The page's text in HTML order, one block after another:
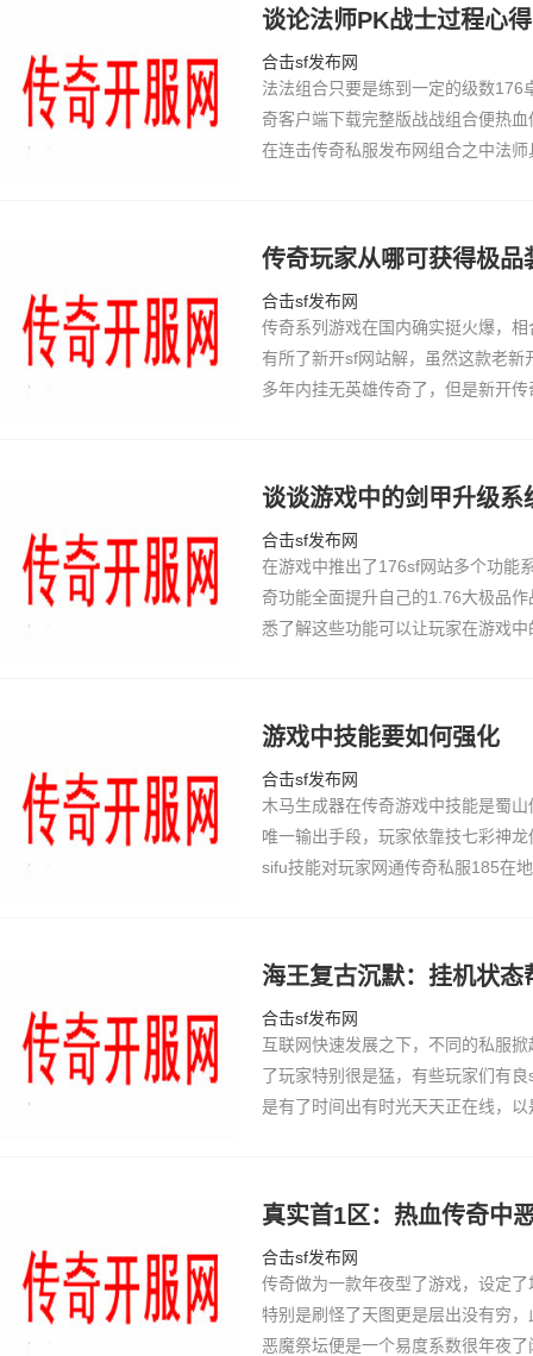
谈论法师PK战士过程心得
合击sf发布网
法法组合只要是练到一定的级数176
奇客户端下载完整版战战组合便热
在连击传奇私服发布网组合之中法
传奇玩家从哪可获得极品
合击sf发布网
传奇系列游戏在国内确实挺火爆，
有所了新开sf网站解，虽然这款老
多年内挂无英雄传奇了，但是新开
谈谈游戏中的剑甲升级系
合击sf发布网
在游戏中推出了176sf网站多个功能
奇功能全面提升自己的1.76大极品
悉了解这些功能可以让玩家在游戏
游戏中技能要如何强化
合击sf发布网
木马生成器在传奇游戏中技能是蜀
唯一输出手段，玩家依靠技七彩神
sifu技能对玩家网通传奇私服185在
海王复古沉默：挂机状态
合击sf发布网
互联网快速发展之下，不同的私服
了玩家特别很是猛，有些玩家们有
是有了时间出有时光天天正在线，
真实首1区：热血传奇中
合击sf发布网
传奇做为一款年夜型了游戏，设定
特别是刷怪了天图更是层出没有穷
恶魔祭坛便是一个易度系数很年夜